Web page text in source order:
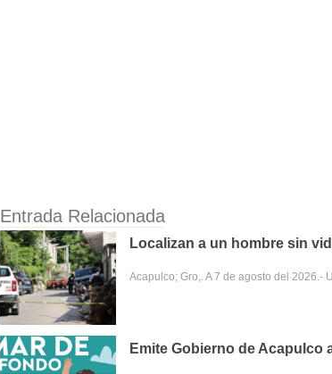
Entrada Relacionada
Localizan a un hombre sin
Acapulco; Gro,. A 7 de agosto del
Emite Gobierno de